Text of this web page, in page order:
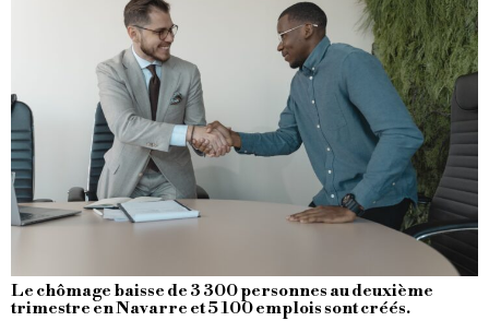
Le chômage baisse de 3 300 personnes au deuxième
trimestre en Navarre et 5 100 emplois sont créés.